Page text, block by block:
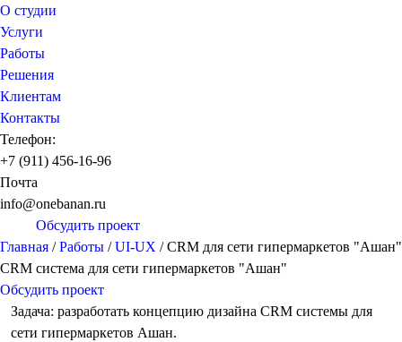
О студии
Услуги
Работы
Решения
Клиентам
Контакты
Телефон:
+7 (911) 456-16-96
Почта
info@onebanan.ru
Обсудить проект
Главная /Работы /UI-UX /CRM для сети гипермаркетов "Ашан"
CRM система для сети гипермаркетов "Ашан"
Обсудить проект
Задача: разработать концепцию дизайна CRM системы для
сети гипермаркетов Ашан.